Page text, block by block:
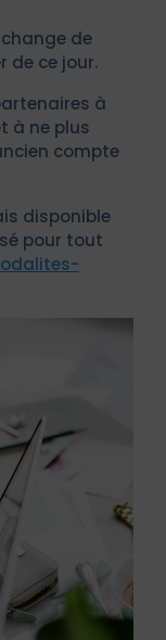
change de
de ce jour.
à
à ne plus
compte
disponible
pour tout